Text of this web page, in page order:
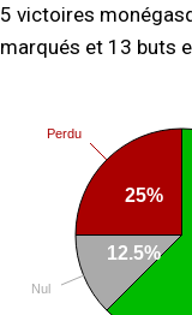
5 victoires
marqués et 13 buts